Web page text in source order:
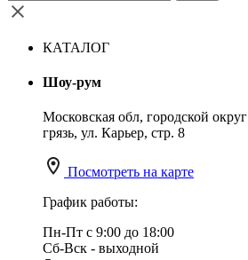
КАТАЛОГ
Шоу-рум
Московская обл, городской
грязь, ул. Карьер, стр. 8
Посмотреть на карте
График работы:
Пн-Пт с 9:00 до 18:00
Сб-Вск - выходной